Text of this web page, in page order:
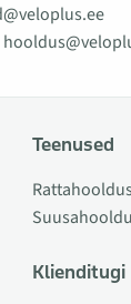
Teenused
Rattahooldus
Klienditugi